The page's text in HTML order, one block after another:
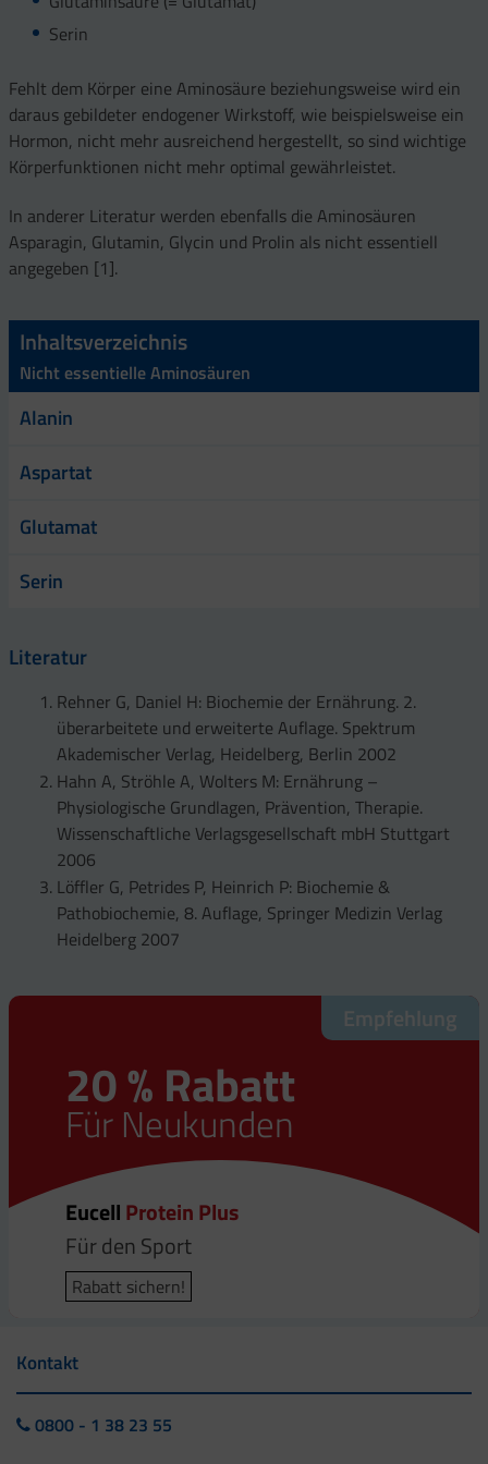
Serin
Fehlt dem Körper eine Aminosäure beziehungsweise wird ein
daraus gebildeter endogener Wirkstoff, wie beispielsweise ein
Hormon, nicht mehr ausreichend hergestellt, so sind wichtige
Körperfunktionen nicht mehr optimal gewährleistet.
In anderer Literatur werden ebenfalls die Aminosäuren
Asparagin, Glutamin, Glycin und Prolin als nicht essentiell
angegeben [1].
Inhaltsverzeichnis
Nicht essentielle Aminosäuren
Alanin
Aspartat
Glutamat
Serin
Literatur
Rehner G, Daniel H: Biochemie der Ernährung. 2.
überarbeitete und erweiterte Auflage. Spektrum
Akademischer Verlag, Heidelberg, Berlin 2002
Hahn A, Ströhle A, Wolters M: Ernährung –
Physiologische Grundlagen, Prävention, Therapie.
Wissenschaftliche Verlagsgesellschaft mbH Stuttgart
2006
Löffler G, Petrides P, Heinrich P: Biochemie &
Pathobiochemie, 8. Auflage, Springer Medizin Verlag
Heidelberg 2007
Empfehlung
20 % Rabatt
Für Neukunden
EucellProtein Plus
Für den Sport
Rabatt sichern!
Kontakt
0800 - 1 38 23 55